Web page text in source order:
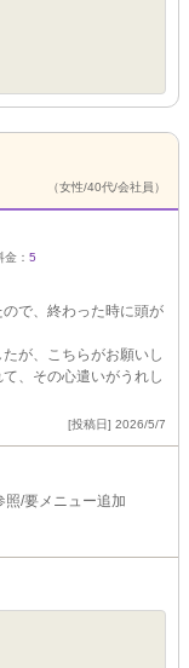
（女性/40代/会社員）
金： 5
で、終わった時に頭が
が、こちらがお願いし
、その心遣いがうれし
[投稿日] 2026/5/7
照/要メニュー追加